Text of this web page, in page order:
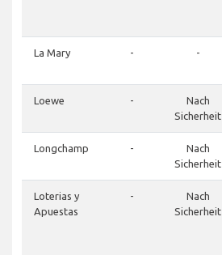
La Mary - -
Loewe -
Nach
Sicherheit
Longchamp -
Nach
Sicherheit
Loterias y
Apuestas
-
Nach
Sicherheit